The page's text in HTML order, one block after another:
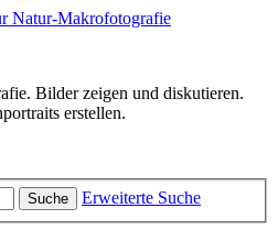
Bilder zeigen und diskutieren.
erstellen.
Suche Erweiterte Suche